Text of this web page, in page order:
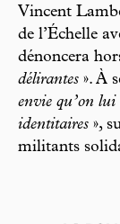
Vincent
de l’Échelle
dénoncera
délirantes ». À
envie qu’on lui
identitaires »,
militants